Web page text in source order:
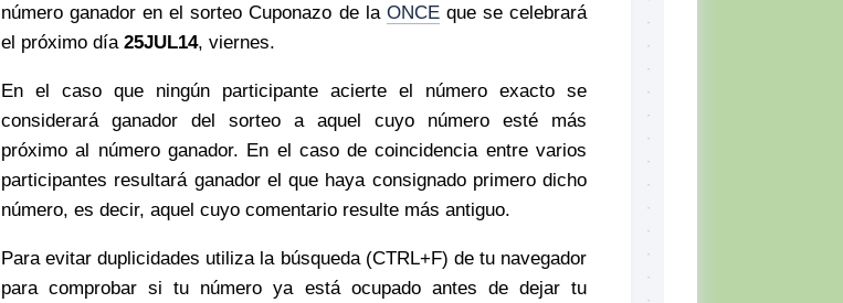
número ganador en el sorteo Cuponazo de la ONCE que se celebrará
el próximo día 25JUL14, viernes.
En el caso que ningún participante acierte el número exacto se
considerará ganador del sorteo a aquel cuyo número esté más
próximo al número ganador. En el caso de coincidencia entre varios
participantes resultará ganador el que haya consignado primero dicho
número, es decir, aquel cuyo comentario resulte más antiguo.
Para evitar duplicidades utiliza la búsqueda (CTRL+F) de tu navegador
para comprobar si tu número ya está ocupado antes de dejar tu